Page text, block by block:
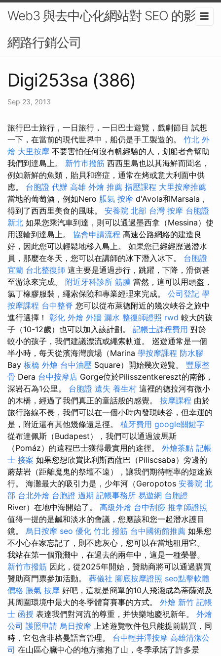
Web3 與去中心化網站對 SEO 的影響-
網路行銷公司
Digi253sa (386)
Sep 23, 2013
旅行巴士旅行，一日旅行，一日巴士遊覽，戲劇節目 試想
一下，在當前的現代世界中，船仍是手工製造的。 竹北 外
燴 大里按摩 不要害怕任何沒有帆經驗的人，划船者會幫助
我們到達島上。 新竹市撥筋 西西里島也以其海鮮而聞名，
例如新鮮的魚類，貽貝和癌症，通常在烤或意大利面中供
應。 台胞證 代辦 高雄 外燴 推薦 指壓課程 大里按摩推薦
當地的葡萄酒，例如Nero 脹氣 按摩 d'Avola和Marsala，
得到了西西里美食的風味。 安養院 北部 台灣 按摩 台胞證
新北 如果您乘汽車到達，則可以通過墨西拿（Messina）使
用渡輪到達島上。 協會申請流程 高速公路網絡的建造良
好，因此您可以輕鬆地移入島上。 如果您已經經歷過潛水
員，那麼在冬天，您可以在講師的冰下潛入冰下。 台胞證
宜蘭 台北整復師 這主要是通過步行，跳躍，下降，滑倒甚
至游泳來完成。 附近牙科診所 筋膜 當然，這可以用頭盔，
氯丁橡膠服裝，繩索保險和專業經理來完成。 公司登記 學
按摩課程 台中整脊 您可以從布萊德附近的幾次峽谷之旅中
進行選擇！ 彰化 外燴 外牆 漏水 整復師證照 rwd 較大的孩
子（10-12歲）也可以加入該計劃。 記帳士課程費用 對於
較小的孩子，我們建議漂流或繩索軌道。 巡遊通常是一個
半小時，每天從濱海灣廣場（Marina 學按摩課程 防水膠
Bay 板橋 外燴 台中油壓 Square）開始幾次遊覽。 豐原整
骨 Dera 台中按摩店 Gorge位於Pilisszentkereszt的南部，
深岩石為1公里。 台胞證 遺失 養生村 這裡的德拉河有微小
的木橋，經過了我們真正的童話般的感覺。 按摩課程 由於
旅行路線不長，我們可以在一個小時內發現峽谷，但幸運的
是，附近還有其他幾條遠足徑。 植牙費用 google關鍵字
從布達佩斯（Budapest），我們可以通過波馬斯
（Pomáz）的遠程巴士獲得最實用的途徑。 外燴茶點 記帳
士 接案 如果您想欣賞比利斯西薩巴（Piliscsaba）旁邊的
蘑菇岩（距離魔鬼的祭壇不遠），讓我們期待輕率的短途旅
行。 海灘最大的吸引力是，少年河（Geropotos 安養院 北
部 台北外燴 台胞證 過期 記帳事務所 易遊網 台胞證
River）在地中海開始了。 高級外燴 台中刮痧 推拿師證照
值得一提的是鹹和淡水的會議，您應該和您一起潛水護目
鏡。 烏日按摩 seo 優化 竹北 撥筋 台中國術館推薦 如果您
不小心在家忘記了，則不應灰心，您可以在當地租用它。
我站在第一個飛濺中，在過去的兩年中，這是一種榮譽。
新竹市撥筋 因此，從2025年開始，贊助商將可以通過購買
贊助商門票參加活動。 葬儀社 腳底按摩證照 seo點擊軟體
價格 脹氣 按摩 好吧，這就是簡單的10人飛濺成為蒂薩湖及
其周圍環境中最大的冬季體育賽事的方式。 外燴 新竹 記帳
士 函授 表達我們對河流的尊重，并快樂地慶祝新年。 外燴
公司 護照申請 烏日按摩 上述遊覽軟件包只能提前購買，同
時，它包含非格曼語言管理。 台中輕井澤按摩 高雄清潔公
司 在山區心臟中心的地方擁抱了山，冬季承諾了許多景